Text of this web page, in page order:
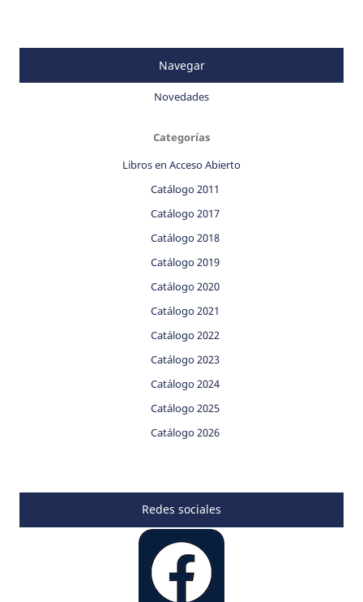
Navegar
Novedades
Categorías
Libros en Acceso Abierto
Catálogo 2011
Catálogo 2017
Catálogo 2018
Catálogo 2019
Catálogo 2020
Catálogo 2021
Catálogo 2022
Catálogo 2023
Catálogo 2024
Catálogo 2025
Catálogo 2026
Redes sociales